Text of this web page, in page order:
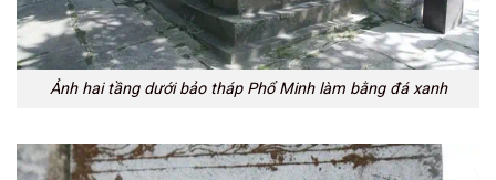
Ảnh hai tầng dưới bảo tháp Phổ Minh làm bằng đá xanh